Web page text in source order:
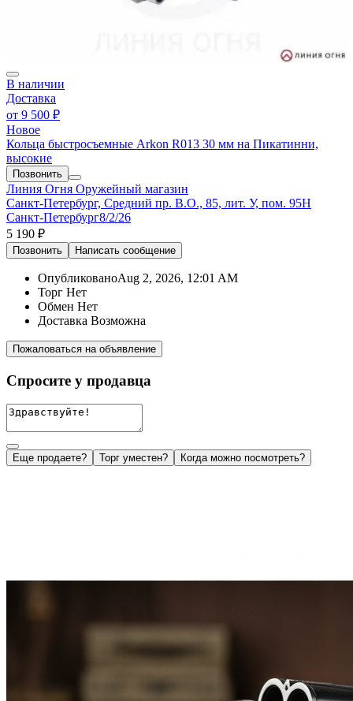
В наличии
Доставка
от 9 500 ₽
Новое
Кольца быстросъемные Arkon R013 30 мм на Пикатинни,
высокие
Позвонить
Линия Огня Оружейный магазин
Санкт-Петербург, Средний пр. В.О., 85, лит. У, пом. 95Н
Санкт-Петербург8/2/26
5 190 ₽
Позвонить Написать сообщение
ОпубликованоAug 2, 2026, 12:01 AM
Торг Нет
Обмен Нет
Доставка Возможна
Пожаловаться на объявление
Спросите у продавца
Еще продаете? Торг уместен? Когда можно посмотреть?